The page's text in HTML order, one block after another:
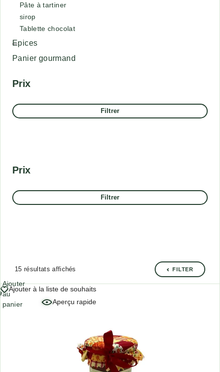
Pâte à tartiner
sirop
Tablette chocolat
Epices
Panier gourmand
Prix
Filtrer
Prix
Filtrer
15 résultats affichés FILTER
Ajouter à la liste de souhaits
Aperçu rapide
Ajouter
au
panier